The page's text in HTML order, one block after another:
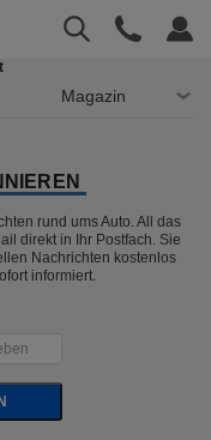
Magazin
rund ums Auto. All das
direkt in Ihr Postfach. Sie
Nachrichten kostenlos
informiert.